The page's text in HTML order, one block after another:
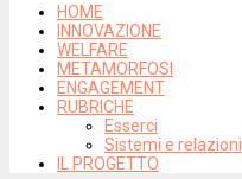
HOME
INNOVAZIONE
WELFARE
METAMORFOSI
ENGAGEMENT
RUBRICHE
Esserci
Sistemi e relazioni
IL PROGETTO